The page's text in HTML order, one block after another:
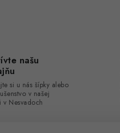
našu
si u nás šípky alebo
v našej
v Nesvadoch